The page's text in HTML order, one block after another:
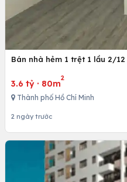
Bán nhà hẻm 1 trệt 1 lầu 2/12
3.6 tỷ · 80m
2
Thành phố Hồ Chí Minh
2 ngày trước